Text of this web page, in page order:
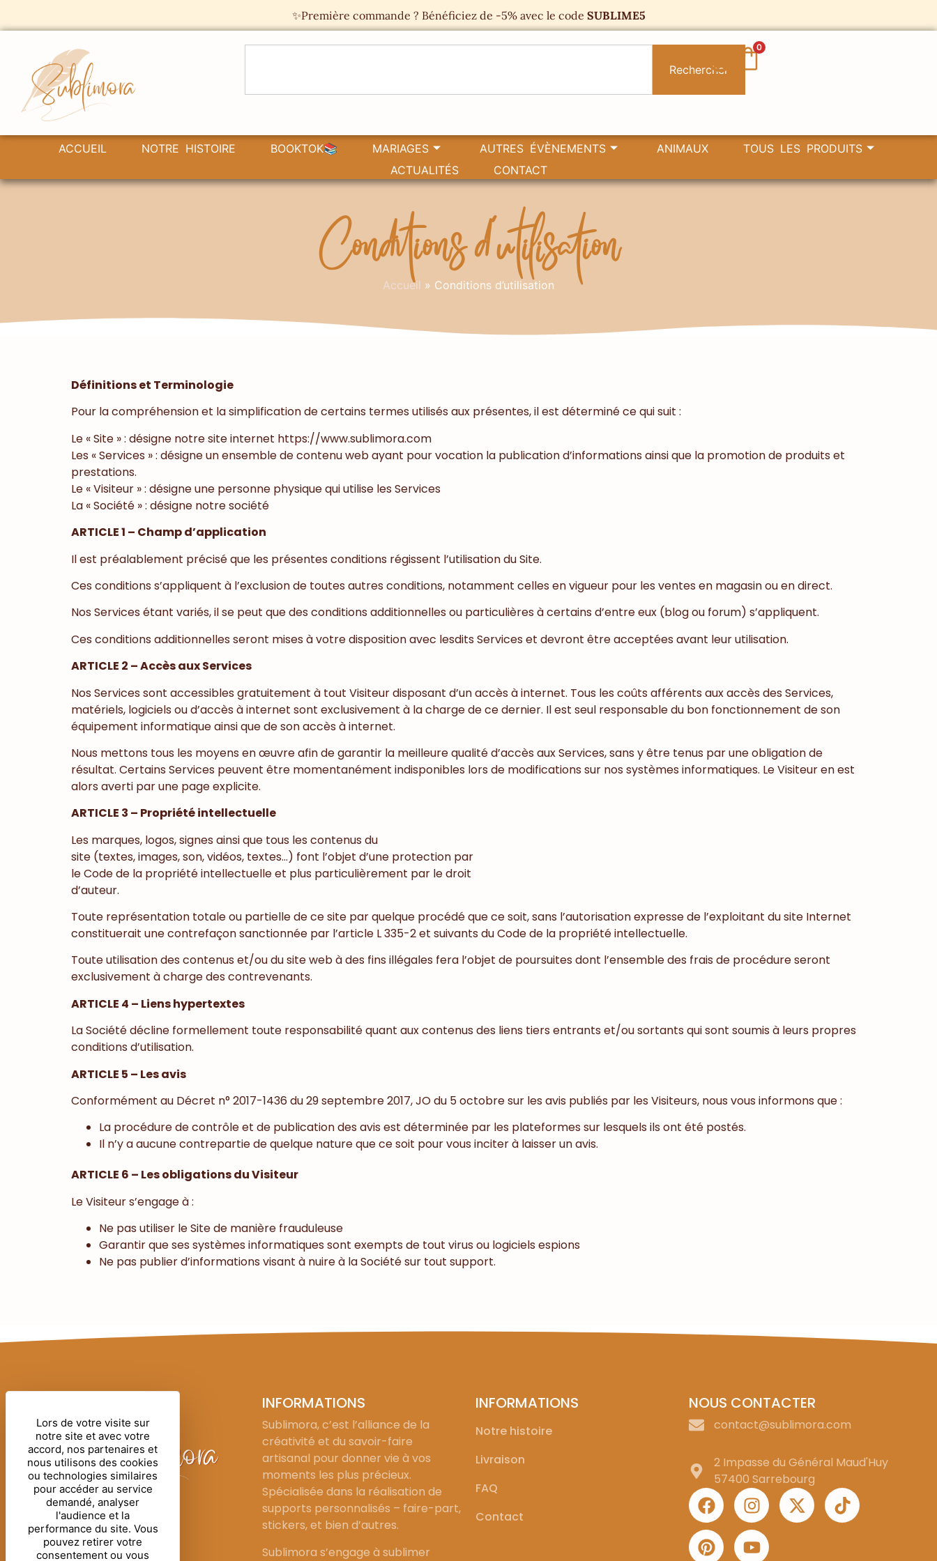
✨Première commande ? Bénéficiez de -5% avec le code SUBLIME5
Rechercher
0
ACCUEIL NOTRE HISTOIRE BOOKTOK📚 MARIAGES AUTRES ÉVÈNEMENTS ANIMAUX
TOUS LES PRODUITS
ACTUALITÉS
CONTACT
Conditions d’utilisation
Accueil » Conditions d’utilisation
Définitions et Terminologie
Pour la compréhension et la simplification de certains termes utilisés aux présentes, il est déterminé ce qui suit :
Le « Site » : désigne notre site internet https://www.sublimora.com
Les « Services » : désigne un ensemble de contenu web ayant pour vocation la publication d’informations ainsi que la promotion de produits et
prestations.
Le « Visiteur » : désigne une personne physique qui utilise les Services
La « Société » : désigne notre société
ARTICLE 1 – Champ d’application
Il est préalablement précisé que les présentes conditions régissent l’utilisation du Site.
Ces conditions s’appliquent à l’exclusion de toutes autres conditions, notamment celles en vigueur pour les ventes en magasin ou en direct.
Nos Services étant variés, il se peut que des conditions additionnelles ou particulières à certains d’entre eux (blog ou forum) s’appliquent.
Ces conditions additionnelles seront mises à votre disposition avec lesdits Services et devront être acceptées avant leur utilisation.
ARTICLE 2 – Accès aux Services
Nos Services sont accessibles gratuitement à tout Visiteur disposant d’un accès à internet. Tous les coûts afférents aux accès des Services,
matériels, logiciels ou d’accès à internet sont exclusivement à la charge de ce dernier. Il est seul responsable du bon fonctionnement de son
équipement informatique ainsi que de son accès à internet.
Nous mettons tous les moyens en œuvre afin de garantir la meilleure qualité d’accès aux Services, sans y être tenus par une obligation de
résultat. Certains Services peuvent être momentanément indisponibles lors de modifications sur nos systèmes informatiques. Le Visiteur en est
alors averti par une page explicite.
ARTICLE 3 – Propriété intellectuelle
Les marques, logos, signes ainsi que tous les contenus du
site (textes, images, son, vidéos, textes…) font l’objet d’une protection par
le Code de la propriété intellectuelle et plus particulièrement par le droit
d’auteur.
Toute représentation totale ou partielle de ce site par quelque procédé que ce soit, sans l’autorisation expresse de l’exploitant du site Internet
constituerait une contrefaçon sanctionnée par l’article L 335-2 et suivants du Code de la propriété intellectuelle.
Toute utilisation des contenus et/ou du site web à des fins illégales fera l’objet de poursuites dont l’ensemble des frais de procédure seront
exclusivement à charge des contrevenants.
ARTICLE 4 – Liens hypertextes
La Société décline formellement toute responsabilité quant aux contenus des liens tiers entrants et/ou sortants qui sont soumis à leurs propres
conditions d’utilisation.
ARTICLE 5 – Les avis
Conformément au Décret n° 2017-1436 du 29 septembre 2017, JO du 5 octobre sur les avis publiés par les Visiteurs, nous vous informons que :
La procédure de contrôle et de publication des avis est déterminée par les plateformes sur lesquels ils ont été postés.
Il n’y a aucune contrepartie de quelque nature que ce soit pour vous inciter à laisser un avis.
ARTICLE 6 – Les obligations du Visiteur
Le Visiteur s’engage à :
Ne pas utiliser le Site de manière frauduleuse
Garantir que ses systèmes informatiques sont exempts de tout virus ou logiciels espions
Ne pas publier d’informations visant à nuire à la Société sur tout support.
INFORMATIONS
Sublimora, c’est l’alliance de la
créativité et du savoir-faire
artisanal pour donner vie à vos
moments les plus précieux.
Spécialisée dans la réalisation de
supports personnalisés – faire-part,
stickers, et bien d’autres.
Sublimora s’engage à sublimer
INFORMATIONS
Notre histoire
Livraison
FAQ
Contact
NOUS CONTACTER
contact@sublimora.com
2 Impasse du Général Maud'Huy
57400 Sarrebourg
Lors de votre visite sur
notre site et avec votre
accord, nos partenaires et
nous utilisons des cookies
ou technologies similaires
pour accéder au service
demandé, analyser
l'audience et la
performance du site. Vous
pouvez retirer votre
consentement ou vous